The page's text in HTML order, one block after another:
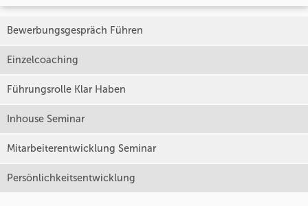
Bewerbungsgespräch Führen
Einzelcoaching
Führungsrolle Klar Haben
Inhouse Seminar
Mitarbeiterentwicklung Seminar
Persönlichkeitsentwicklung